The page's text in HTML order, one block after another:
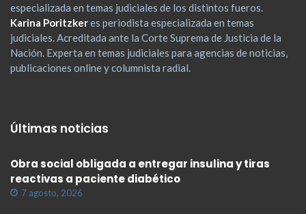
especializada en temas judiciales de los distintos fueros.
Karina Poritzkeres periodista especializada en temas
judiciales. Acreditada ante la Corte Suprema de Justicia de la
Nación. Experta en temas judiciales para agencias de noticias,
publicaciones online y columnista radial.
Últimas noticias
Obra social obligada a entregar insulina y tiras
reactivas a paciente diabético
7 agosto, 2026